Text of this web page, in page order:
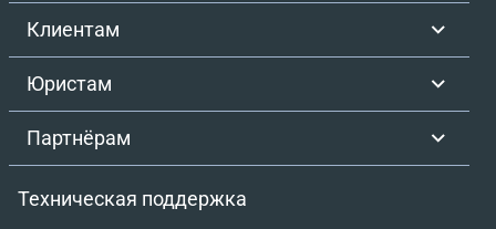
Клиентам
Юристам
Партнёрам
Техническая поддержка